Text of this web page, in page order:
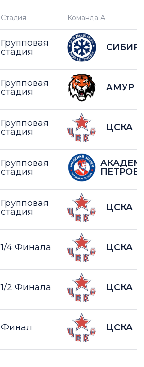
Стадия Команда А
Групповая
стадия
Групповая
стадия
АМУР
Групповая
стадия
ЦСКА
Групповая
стадия
Групповая
стадия
ЦСКА
1/4 Финала ЦСКА
1/2 Финала ЦСКА
Финал ЦСКА